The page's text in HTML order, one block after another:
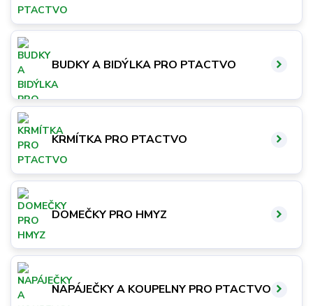
BUDKY A BIDÝLKA PRO PTACTVO
KRMÍTKA PRO PTACTVO
DOMEČKY PRO HMYZ
NAPÁJEČKY A KOUPELNY PRO PTACTVO